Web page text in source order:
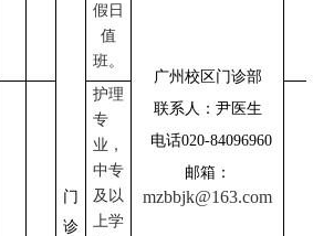
门
诊
假日
值
班。
广州校区门诊部
联系人：尹医生
电话020-84096960
邮箱：
mzbbjk@163.com
护理
专
业，
中专
及以
上学